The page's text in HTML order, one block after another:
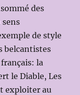
des
sens
de style
belcantistes
la
le Diable, Les
exploiter au